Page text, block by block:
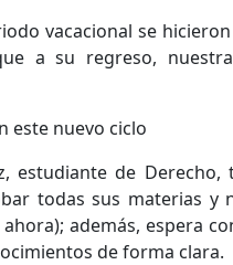
vacacional se
a su regreso,
este nuevo ciclo
estudiante de
todas sus materias y
además, espera
de forma clara.